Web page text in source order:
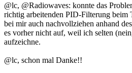
@lc, @Radiowaves: konnte das
richtig arbeitenden PID-Filterung beim
bei mir auch nachvollziehen anhand
es vorher nicht auf, weil ich selten
aufzeichne.
@lc, schon mal Danke!!